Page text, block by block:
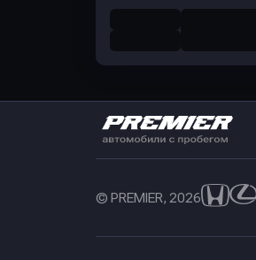
© PREMIER, 2026